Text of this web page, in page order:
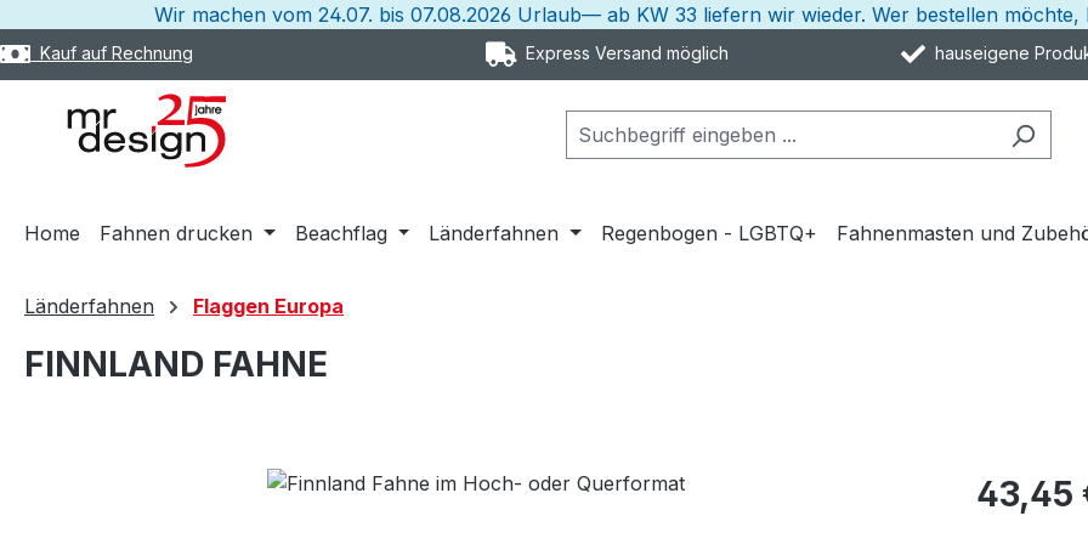
Hauptinhalt springen
Zur Suche springen
Zur Hauptnavigation springen
Wir machen vom 24.07. bis 07.08.2026 Urlaub— ab KW 33 liefern wir wieder. Wer bestellen
Kauf auf Rechnung Express Versand möglich hauseigene
Home Fahnen drucken Beachflag Länderfahnen Regenbogen - LGBTQ+ Fahnenmasten und
Länderfahnen Flaggen Europa
FINNLAND FAHNE
43,45